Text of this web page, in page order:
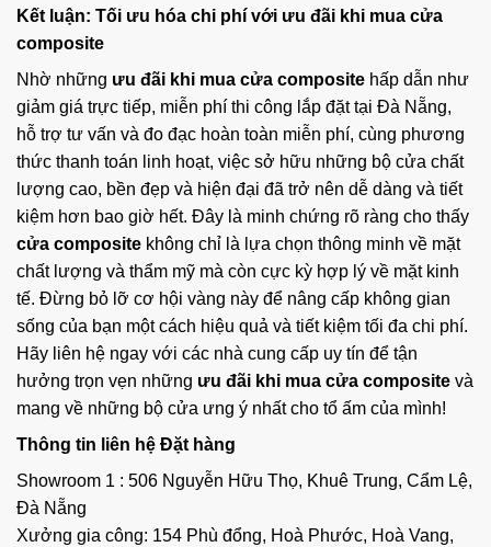
Kết luận: Tối ưu hóa chi phí với ưu đãi khi mua cửa
composite
Nhờ những ưu đãi khi mua cửa composite hấp dẫn như
giảm giá trực tiếp, miễn phí thi công lắp đặt tại Đà Nẵng,
hỗ trợ tư vấn và đo đạc hoàn toàn miễn phí, cùng phương
thức thanh toán linh hoạt, việc sở hữu những bộ cửa chất
lượng cao, bền đẹp và hiện đại đã trở nên dễ dàng và tiết
kiệm hơn bao giờ hết. Đây là minh chứng rõ ràng cho thấy
cửa composite không chỉ là lựa chọn thông minh về mặt
chất lượng và thẩm mỹ mà còn cực kỳ hợp lý về mặt kinh
tế. Đừng bỏ lỡ cơ hội vàng này để nâng cấp không gian
sống của bạn một cách hiệu quả và tiết kiệm tối đa chi phí.
Hãy liên hệ ngay với các nhà cung cấp uy tín để tận
hưởng trọn vẹn những ưu đãi khi mua cửa composite và
mang về những bộ cửa ưng ý nhất cho tổ ấm của mình!
Thông tin liên hệ Đặt hàng
Showroom 1 : 506 Nguyễn Hữu Thọ, Khuê Trung, Cẩm Lệ,
Đà Nẵng
Xưởng gia công: 154 Phù đổng, Hoà Phước, Hoà Vang,